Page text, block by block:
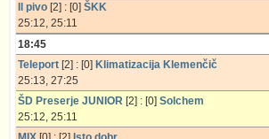
Il pivo [2] : [0] ŠKK
25:12, 25:11
18:45
Teleport [2] : [0] Klimatizacija Klemenčič
25:13, 27:25
ŠD Preserje JUNIOR [2] : [0] Solchem
25:12, 25:11